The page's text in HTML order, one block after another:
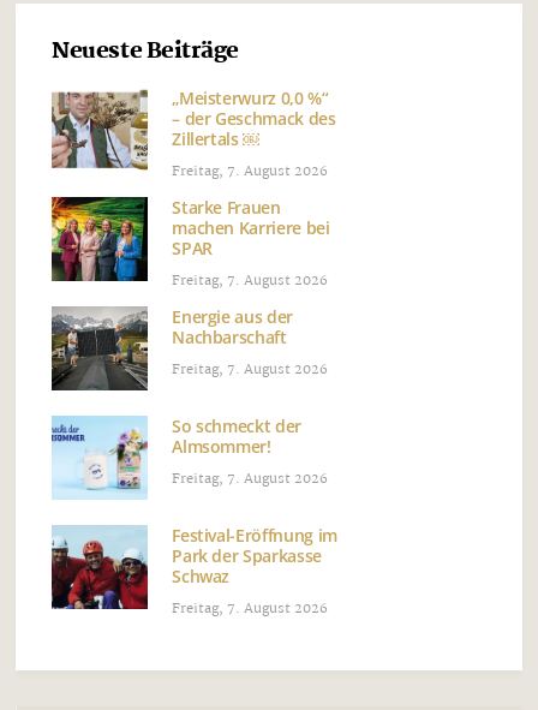
Neueste Beiträge
„Meisterwurz 0,0 %“
– der Geschmack des
Zillertals ￼
Freitag, 7. August 2026
Starke Frauen
machen Karriere bei
SPAR
Freitag, 7. August 2026
Energie aus der
Nachbarschaft
Freitag, 7. August 2026
So schmeckt der
Almsommer!
Freitag, 7. August 2026
Festival-Eröffnung im
Park der Sparkasse
Schwaz
Freitag, 7. August 2026